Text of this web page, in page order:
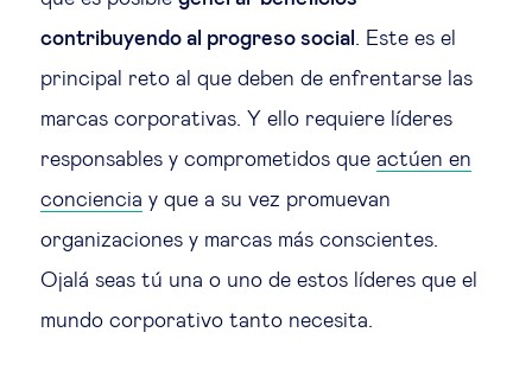
contribuyendo al progreso social . Este es el
principal reto al que deben de enfrentarse las
marcas corporativas. Y ello requiere líderes
responsables y comprometidos que actúen en
conciencia y que a su vez promuevan
organizaciones y marcas más conscientes.
Ojalá seas tú una o uno de estos líderes que el
mundo corporativo tanto necesita.